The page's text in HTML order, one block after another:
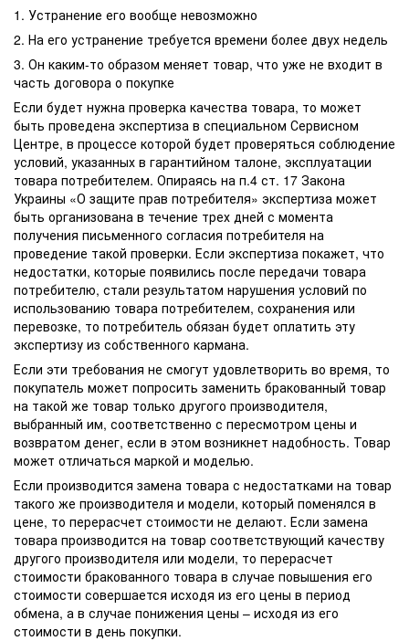
1. Устранение его вообще невозможно
2. На его устранение требуется времени более двух недель
3. Он каким-то образом меняет товар, что уже не входит в
часть договора о покупке
Если будет нужна проверка качества товара, то может
быть проведена экспертиза в специальном Сервисном
Центре, в процессе которой будет проверяться соблюдение
условий, указанных в гарантийном талоне, эксплуатации
товара потребителем. Опираясь на п.4 ст. 17 Закона
Украины «О защите прав потребителя» экспертиза может
быть организована в течение трех дней с момента
получения письменного согласия потребителя на
проведение такой проверки. Если экспертиза покажет, что
недостатки, которые появились после передачи товара
потребителю, стали результатом нарушения условий по
использованию товара потребителем, сохранения или
перевозке, то потребитель обязан будет оплатить эту
экспертизу из собственного кармана.
Если эти требования не смогут удовлетворить во время, то
покупатель может попросить заменить бракованный товар
на такой же товар только другого производителя,
выбранный им, соответственно с пересмотром цены и
возвратом денег, если в этом возникнет надобность. Товар
может отличаться маркой и моделью.
Если производится замена товара с недостатками на товар
такого же производителя и модели, который поменялся в
цене, то перерасчет стоимости не делают. Если замена
товара производится на товар соответствующий качеству
другого производителя или модели, то перерасчет
стоимости бракованного товара в случае повышения его
стоимости совершается исходя из его цены в период
обмена, а в случае понижения цены – исходя из его
стоимости в день покупки.